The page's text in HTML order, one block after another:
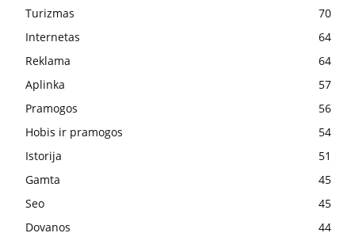
Turizmas
70
Internetas
64
Reklama
64
Aplinka
57
Pramogos
56
Hobis ir pramogos
54
Istorija
51
Gamta
45
Seo
45
Dovanos
44